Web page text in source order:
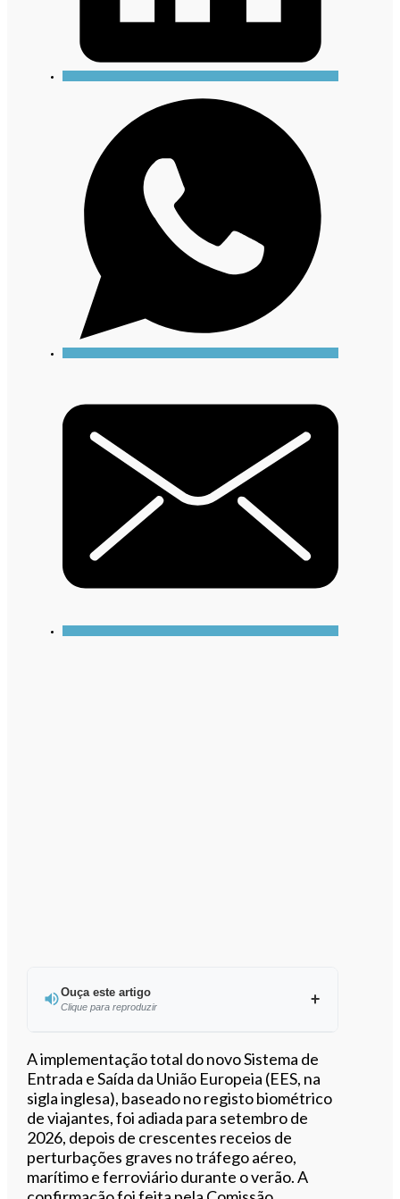
Ouça este artigo
Clique para reproduzir
Ouvir este artigo
A implementação total do novo Sistema de
Entrada e Saída da União Europeia (EES, na
sigla inglesa), baseado no registo biométrico
de viajantes, foi adiada para setembro de
2026, depois de crescentes receios de
perturbações graves no tráfego aéreo,
marítimo e ferroviário durante o verão. A